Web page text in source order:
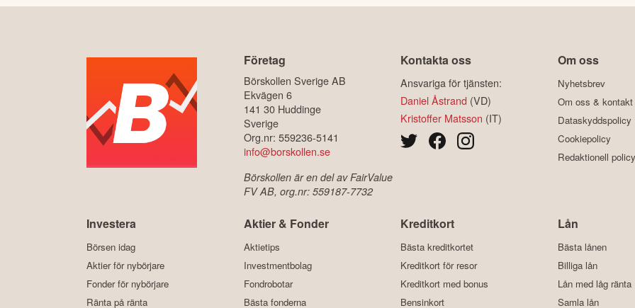
Företag
Börskollen Sverige AB
Ekvägen 6
141 30 Huddinge
Sverige
Org.nr: 559236-5141
info@borskollen.se
Börskollen är en del av FairValue
FV AB, org.nr: 559187-7732
Kontakta oss
Ansvariga för tjänsten:
Daniel Åstrand (VD)
Kristoffer Matsson (IT)
Om oss
Nyhetsbrev
Om oss & kontakt
Dataskyddspolicy
Cookiepolicy
Redaktionell policy
Investera
Börsen idag
Aktier för nybörjare
Fonder för nybörjare
Ränta på ränta
Aktier & Fonder
Aktietips
Investmentbolag
Fondrobotar
Bästa fonderna
Kreditkort
Bästa kreditkortet
Kreditkort för resor
Kreditkort med bonus
Bensinkort
Lån
Bästa lånen
Billiga lån
Lån med låg ränta
Samla lån